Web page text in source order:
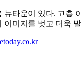
뉴타운이 있다. 고층
이미지를 벗고 더욱